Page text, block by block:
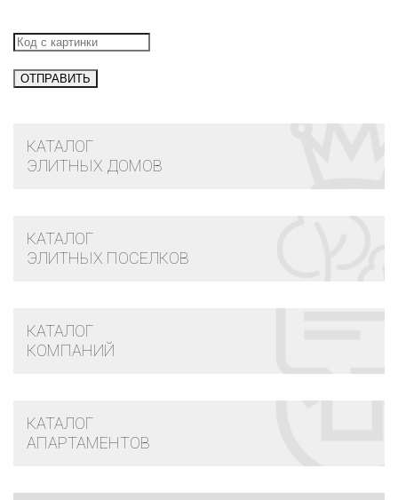
КАТАЛОГ
ЭЛИТНЫХ ДОМОВ
КАТАЛОГ
ЭЛИТНЫХ ПОСЕЛКОВ
КАТАЛОГ
КОМПАНИЙ
КАТАЛОГ
АПАРТАМЕНТОВ